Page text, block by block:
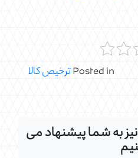
Posted inترخیص کالا
نیز به شما پیشنهاد می